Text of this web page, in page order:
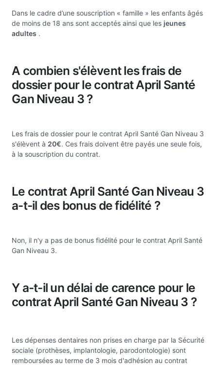
Dans le cadre d’une souscription « famille » les enfants âgés
de moins de 18 ans sont acceptés ainsi que les jeunes
adultes .
A combien s'élèvent les frais de
dossier pour le contrat April Santé
Gan Niveau 3 ?
Les frais de dossier pour le contrat April Santé Gan Niveau 3
s'élèvent à 20€. Ces frais doivent être payés une seule fois,
à la souscription du contrat.
Le contrat April Santé Gan Niveau 3
a-t-il des bonus de fidélité ?
Non, il n'y a pas de bonus fidélité pour le contrat April Santé
Gan Niveau 3.
Y a-t-il un délai de carence pour le
contrat April Santé Gan Niveau 3 ?
Les dépenses dentaires non prises en charge par la Sécurité
sociale (prothèses, implantologie, parodontologie) sont
remboursées au terme de 3 mois d'adhésion au contrat